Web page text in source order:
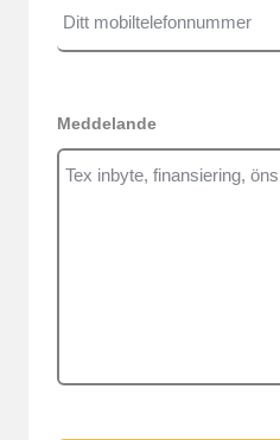
Meddelande